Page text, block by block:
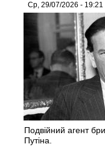
Ср, 29/07/2026 - 19:21
Подвійний агент
Путіна.